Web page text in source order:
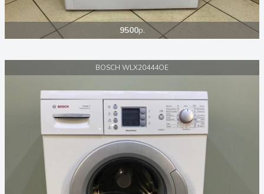
9500р.
BOSCH WLX20444OE